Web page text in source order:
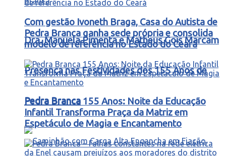
Dra. Manuela Pimenta e Matheus Gois Marcam
Presença nas Festividades dos 155 Anos de
Pedra Branca
Com gestão Ivoneth Braga, Casa do Autista de
Pedra Branca ganha sede própria e consolida
modelo de referência no Estado do Ceará
Pedra Branca 155 Anos: Noite da Educação
Infantil Transforma Praça da Matriz em
Espetáculo de Magia e Encantamento